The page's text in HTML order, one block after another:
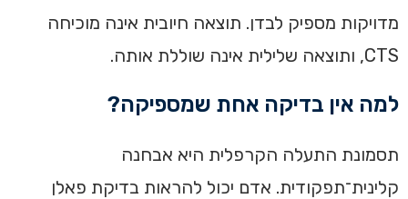
מדויקות מספיק לבדן. תוצאה חיובית אינה מוכיחה
CTS, ותוצאה שלילית אינה שוללת אותה.
למה אין בדיקה אחת שמספיקה?
תסמונת התעלה הקרפלית היא אבחנה
קלינית־תפקודית. אדם יכול להראות בדיקת פאלן